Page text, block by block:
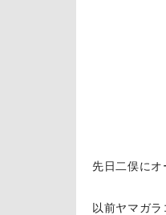
先日二俣にオ
以前ヤマガ